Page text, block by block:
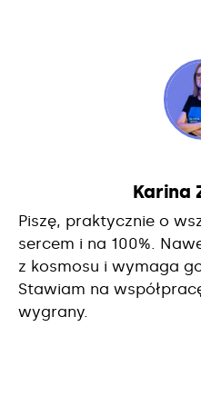
Karina
Piszę, praktycznie o
sercem i na 100%.
z kosmosu i wymaga
Stawiam na
wygrany.